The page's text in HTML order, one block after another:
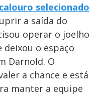
selecionado
a saída do
operar o joelho
o espaço
Darnold. O
a chance e está
manter a equipe